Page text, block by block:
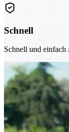
Schnell
Schnell und einfach